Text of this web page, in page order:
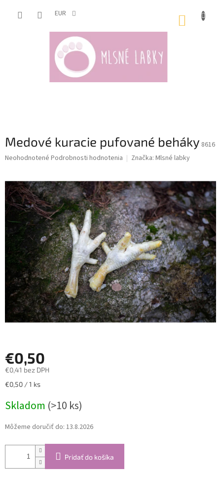
EUR
Medové kuracie pufované beháky 8616
Priemerné
je
0,0
z
5
hviezdičiek.
Neohodnotené Podrobnosti hodnotenia Značka: Mlsné labky
€0,50
€0,41 bez DPH
Jednotková
€0,50 / 1 ks
Skladom (>10 ks)
Môžeme doručiť do: 13.8.2026
Pridať do košíka